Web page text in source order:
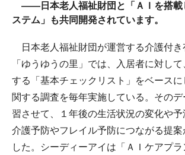
――日本老人福祉財団と「ＡＩを搭載
ステム」も共同開発されています。
日本老人福祉財団が運営する介護付き
「ゆうゆうの里」では、入居者に対し
する「基本チェックリスト」をベースに
関する調査を毎年実施している。その
習させて、１年後の生活状況の変化や予
介護予防やフレイル予防につながる提案
した。シーディーアイは「ＡＩケアプ